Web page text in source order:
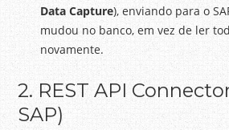
Data Capture), enviando para o
mudou no banco, em vez de ler
novamente.
2. REST API
SAP)